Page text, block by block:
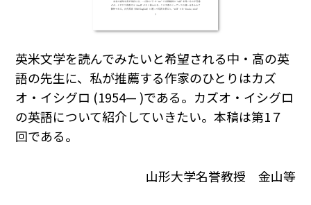
英米文学を読んでみたいと希望される中・高の英
語の先生に、私が推薦する作家のひとりはカズ
オ・イシグロ (1954— )である。カズオ・イシグロ
の英語について紹介していきたい。本稿は第1７
回である。
山形大学名誉教授 金山等